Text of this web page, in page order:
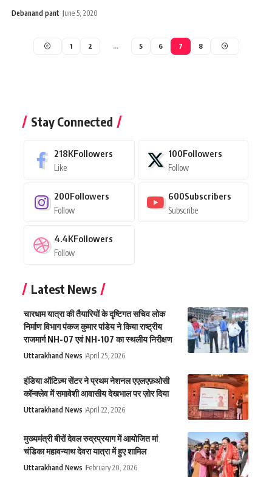
Debanand pant June 5, 2020
1 2 … 5 6 7 8
Stay Connected
218KFollowers
Like
100Followers
Follow
200Followers
Follow
600Subscribers
Subscribe
4.4KFollowers
Follow
Latest News
चारधाम यात्रा की तैयारियों के दृष्टिगत सचिव लोक
निर्माण विभाग पंकज कुमार पांडेय ने किया राष्ट्रीय
राजमार्ग NH-07 एवं NH-107 का स्थलीय निरीक्षण
Uttarakhand News April 25, 2026
इंडिया ऑटिज़्म सेंटर ने प्रथम नेशनल एएलएफ़ओसी
कॉन्क्लेव में समावेशी आवासीय देखभाल पर ज़ोर दिया
Uttarakhand News April 22, 2026
मुख्यमंत्री बीरों देवल रुद्रप्रयाग में आयोजित मां
चंडिका महावन्याथ देवरा यात्रा में हुए शामिल
Uttarakhand News February 20, 2026